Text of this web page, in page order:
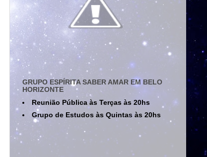
GRUPO ESPÍRITA SABER AMAR EM BELO
HORIZONTE
Reunião Pública às Terças às 20hs
Grupo de Estudos às Quintas às 20hs